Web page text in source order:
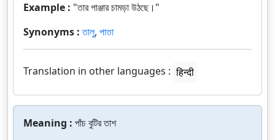
Example : "তার পাঞ্জার চামড়া উঠছে।"
Synonyms :তালু, পাতা
Translation in other languages : हिन्दी
Meaning : পাঁচ বুটির তাশ